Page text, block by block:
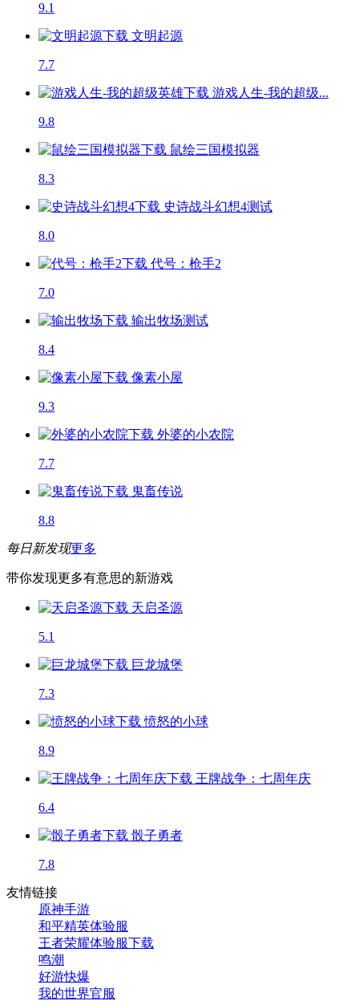
9.1
文明起源
7.7
游戏人生-我的超级...
9.8
鼠绘三国模拟器
8.3
史诗战斗幻想4测试
8.0
代号：枪手2
7.0
输出牧场测试
8.4
像素小屋
9.3
外婆的小农院
7.7
鬼畜传说
8.8
每日新发现更多
带你发现更多有意思的新游戏
天启圣源
5.1
巨龙城堡
7.3
愤怒的小球
8.9
王牌战争：七周年庆
6.4
骰子勇者
7.8
友情链接
原神手游
和平精英体验服
王者荣耀体验服下载
鸣潮
好游快爆
我的世界官服